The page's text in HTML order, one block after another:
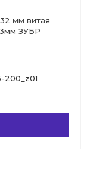
мм витая
ЗУБР
200_z01